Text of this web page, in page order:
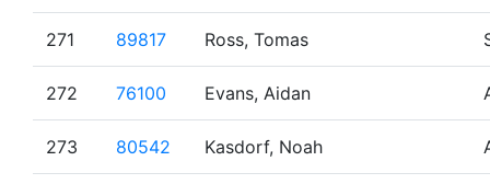
271 89817 Ross, Tomas
272 76100 Evans, Aidan
273 80542 Kasdorf, Noah